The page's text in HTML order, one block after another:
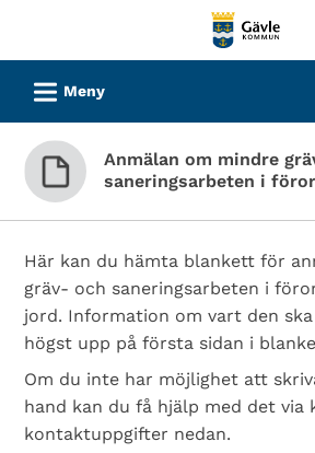
tjänster
Gävle
kommun
L Meny
Anmälan om mindre
saneringsarbeten i
Här kan du hämta blankett för
gräv- och saneringsarbeten i
jord. Information om vart den
högst upp på första sidan i
Om du inte har möjlighet att
hand kan du få hjälp med det via
kontaktuppgifter nedan.